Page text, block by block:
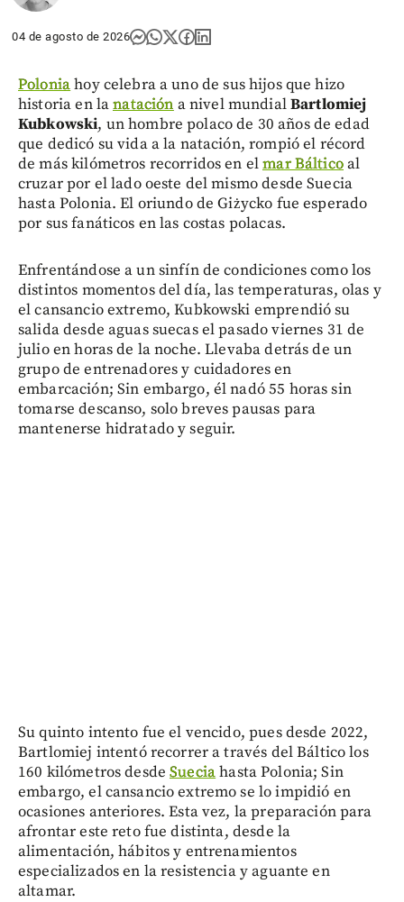
04 de agosto de 2026
Poloniahoy celebra a uno de sus hijos que hizo
historia en lanatación a nivel mundialBartlomiej
Kubkowski, un hombre polaco de 30 años de edad
que dedicó su vida a la natación, rompió el récord
de más kilómetros recorridos en elmar Bálticoal
cruzar por el lado oeste del mismo desde Suecia
hasta Polonia. El oriundo de Giżycko fue esperado
por sus fanáticos en las costas polacas.
Enfrentándose a un sinfín de condiciones como los
distintos momentos del día, las temperaturas, olas y
el cansancio extremo, Kubkowski emprendió su
salida desde aguas suecas el pasado viernes 31 de
julio en horas de la noche. Llevaba detrás de un
grupo de entrenadores y cuidadores en
embarcación; Sin embargo, él nadó 55 horas sin
tomarse descanso, solo breves pausas para
mantenerse hidratado y seguir.
Su quinto intento fue el vencido, pues desde 2022,
Bartlomiej intentó recorrer a través del Báltico los
160 kilómetros desdeSueciahasta Polonia; Sin
embargo, el cansancio extremo se lo impidió en
ocasiones anteriores. Esta vez, la preparación para
afrontar este reto fue distinta, desde la
alimentación, hábitos y entrenamientos
especializados en la resistencia y aguante en
altamar.